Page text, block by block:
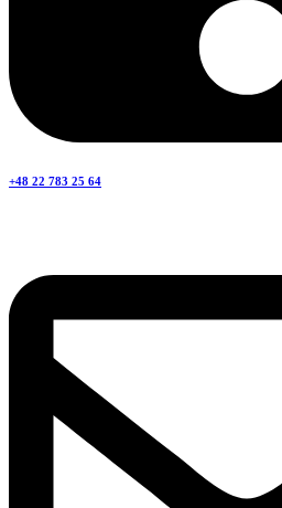
+48 22 783 25 64